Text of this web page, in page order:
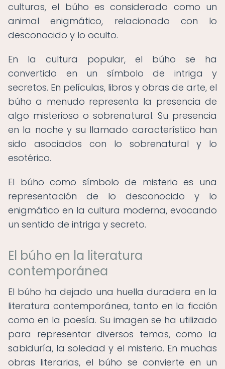
culturas, el búho es considerado como un
animal enigmático, relacionado con lo
desconocido y lo oculto.
En la cultura popular, el búho se ha
convertido en un símbolo de intriga y
secretos. En películas, libros y obras de arte, el
búho a menudo representa la presencia de
algo misterioso o sobrenatural. Su presencia
en la noche y su llamado característico han
sido asociados con lo sobrenatural y lo
esotérico.
El búho como símbolo de misterio es una
representación de lo desconocido y lo
enigmático en la cultura moderna, evocando
un sentido de intriga y secreto.
El búho en la literatura
contemporánea
El búho ha dejado una huella duradera en la
literatura contemporánea, tanto en la ficción
como en la poesía. Su imagen se ha utilizado
para representar diversos temas, como la
sabiduría, la soledad y el misterio. En muchas
obras literarias, el búho se convierte en un